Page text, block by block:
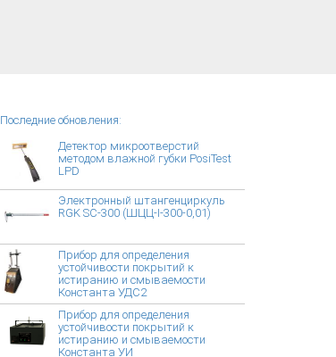
Последние обновления:
Детектор микроотверстий
методом влажной губки PosiTest
LPD
Электронный штангенциркуль
RGK SC-300 (ШЦЦ-I-300-0,01)
Прибор для определения
устойчивости покрытий к
истиранию и смываемости
Константа УДС2
Прибор для определения
устойчивости покрытий к
истиранию и смываемости
Константа УИ